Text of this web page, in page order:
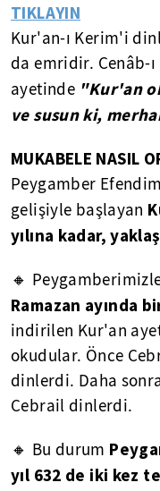
TIKLAYIN
Kur'an-ı Kerim'i
da emridir. Cenâb-
ayetinde "Kur'an
ve susun ki,
MUKABELE NASIL
Peygamber
gelişiyle başlayan
yılına kadar,
🔸
Ramazan ayında
indirilen Kur'an
okudular. Önce
dinlerdi. Daha
Cebrail dinlerdi.
🔸 Bu durum
yıl 632 de iki kez